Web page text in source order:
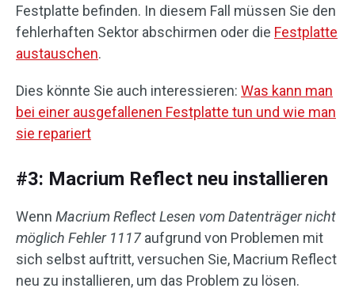
Festplatte befinden. In diesem Fall müssen Sie den
fehlerhaften Sektor abschirmen oder die Festplatte
austauschen.
Dies könnte Sie auch interessieren: Was kann man
bei einer ausgefallenen Festplatte tun und wie man
sie repariert
#3: Macrium Reflect neu installieren
Wenn Macrium Reflect Lesen vom Datenträger nicht
möglich Fehler 1117aufgrund von Problemen mit
sich selbst auftritt, versuchen Sie, Macrium Reflect
neu zu installieren, um das Problem zu lösen.